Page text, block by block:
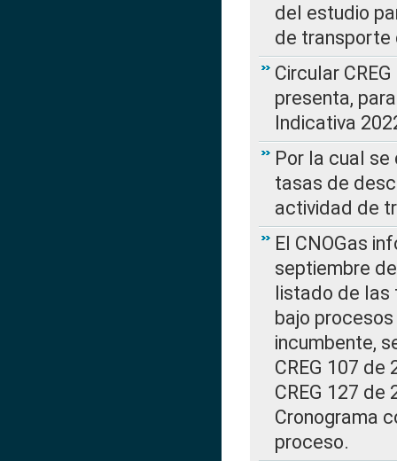
del estudio
de transporte
Circular
presenta,
Indicativa
Por la cual
tasas de
actividad de
El CNOGas
septiembre
listado de las
bajo
incumbente,
CREG 107
CREG 127 de
Cronograma
proceso.